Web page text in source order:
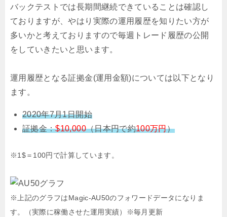
バックテストでは長期間継続できていることは確認し
ておりますが、やはり実際の運用履歴を知りたい方が
多いかと考えておりますので毎週トレード履歴の公開
をしていきたいと思います。
運用履歴となる証拠金(運用金額)については以下となり
ます。
2020年7月1日開始
証拠金：$10,000（日本円で約100万円）
※1$＝100円で計算しています。
※上記のグラフはMagic-AU50のフォワードデータになりま
す。（実際に稼働させた運用実績）
※毎月更新